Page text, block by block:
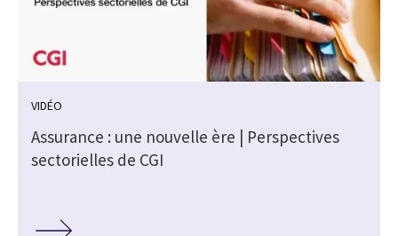
VIDÉO
Assurance : une nouvelle ère | Perspectives
sectorielles de CGI